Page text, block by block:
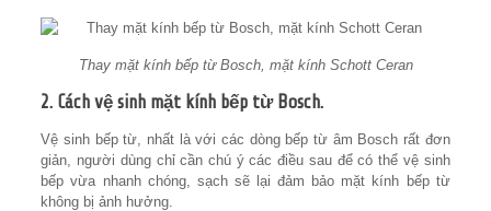
Thay mặt kính bếp từ Bosch, mặt kính Schott Ceran
2. Cách vệ sinh mặt kính bếp từ Bosch.
Vệ sinh bếp từ, nhất là với các dòng bếp từ âm Bosch rất đơn
giản, người dùng chỉ cần chú ý các điều sau để có thể vệ sinh
bếp vừa nhanh chóng, sạch sẽ lại đảm bảo mặt kính bếp từ
không bị ảnh hưởng.